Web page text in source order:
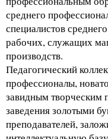
среднего
специалистов
рабочих, служащих
производств.
Педагогический
профессионалы,
завидным творческим
заведения золотыми
преподавателей,